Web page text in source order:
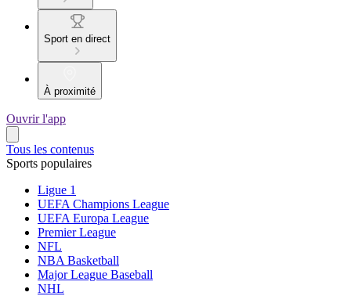
Sport en direct
À proximité
Ouvrir l'app
Tous les contenus
Sports populaires
Ligue 1
UEFA Champions League
UEFA Europa League
Premier League
NFL
NBA Basketball
Major League Baseball
NHL